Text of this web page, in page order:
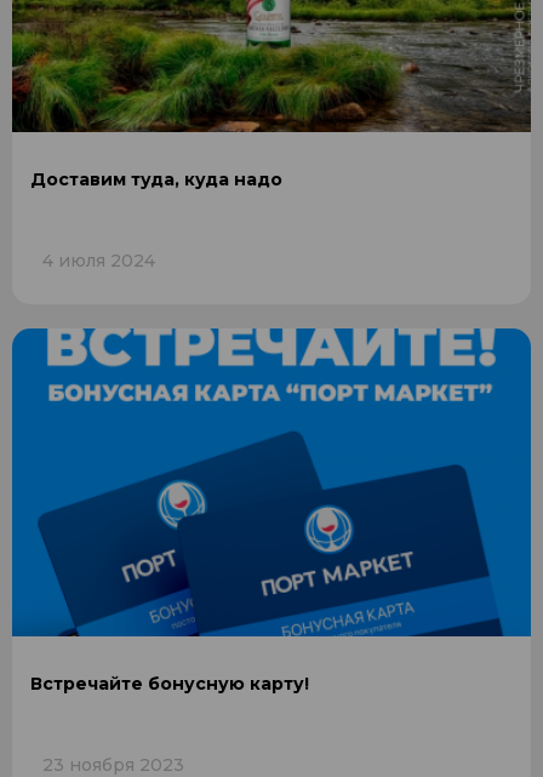
Доставим туда, куда надо
4 июля 2024
Встречайте бонусную карту!
23 ноября 2023